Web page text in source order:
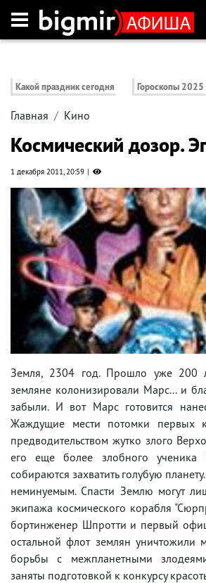
Какой праздник сегодня Гороскопы 2025
Главная Кино
Космический дозор.
1 декабря 2011, 20:59
Земля, 2304 год. Прошло уже 200
земляне колонизировали Марс... и
забыли. И вот Марс готовится
Жаждущие мести потомки первых
предводительством жутко злого
его еще более злобного ученика
собираются захватить голубую
неминуемым. Спасти Землю могут
экипажа космического корабля
бортинженер Шпротти и первый
остальной флот землян уничтожили
борьбы с межпланетными
заняты подготовкой к конкурсу